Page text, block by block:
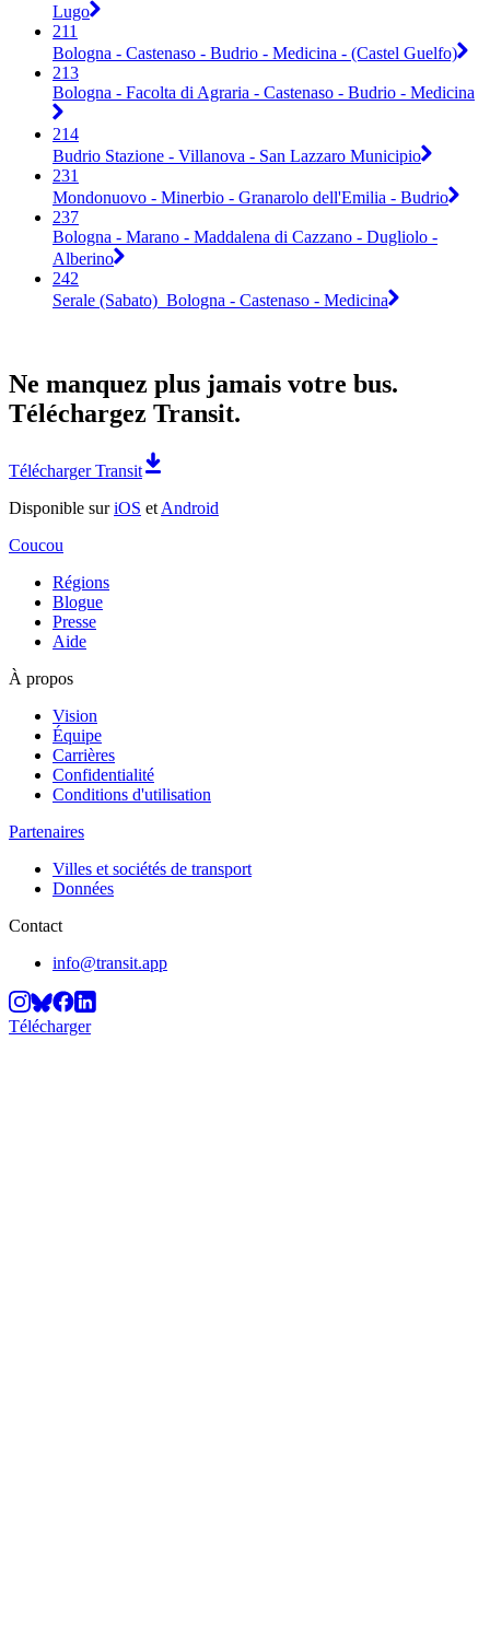
Lugo
211
Bologna - Castenaso - Budrio - Medicina - (Castel Guelfo)
213
Bologna - Facolta di Agraria - Castenaso - Budrio - Medicina
214
Budrio Stazione - Villanova - San Lazzaro Municipio
231
Mondonuovo - Minerbio - Granarolo dell'Emilia - Budrio
237
Bologna - Marano - Maddalena di Cazzano - Dugliolo -
Alberino
242
Serale (Sabato)_Bologna - Castenaso - Medicina
Ne manquez plus jamais votre bus.
Téléchargez Transit.
Télécharger Transit
Disponible suriOS et Android
Coucou
Régions
Blogue
Presse
Aide
À propos
Vision
Équipe
Carrières
Confidentialité
Conditions d'utilisation
Partenaires
Villes et sociétés de transport
Données
Contact
info@transit.app
Télécharger